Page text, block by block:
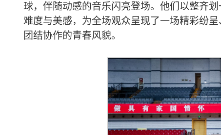
球，伴随动感的音乐闪亮登场。他们以整齐
难度与美感，为全场观众呈现了一场精彩纷
团结协作的青春风貌。